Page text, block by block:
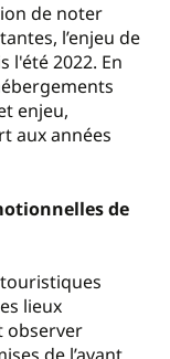
de noter
l’enjeu de
l'été 2022. En
enjeu,
aux années
de
lieux
observer